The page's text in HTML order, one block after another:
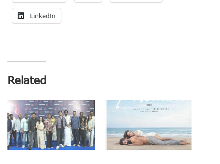
LinkedIn
Related